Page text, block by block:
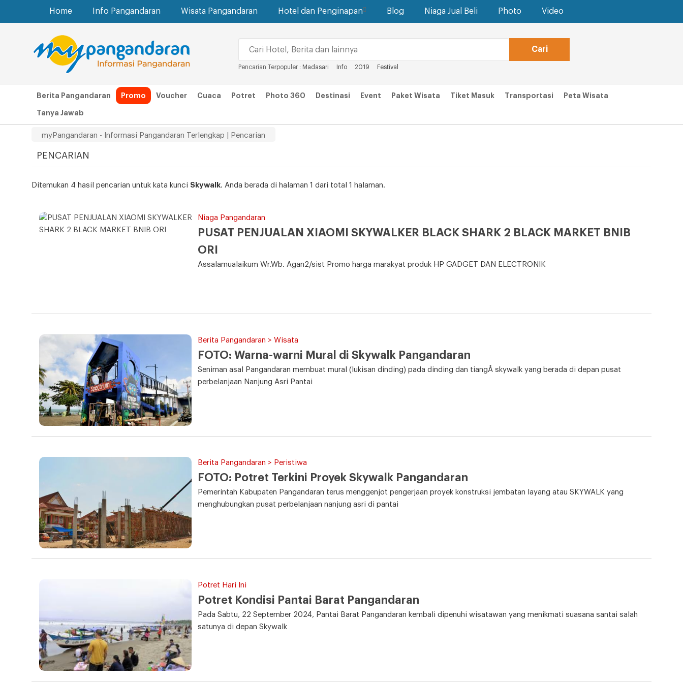
Home Info Pangandaran Wisata Pangandaran Hotel dan Penginapan Blog Niaga Jual Beli Photo Video
Pencarian Terpopuler : Madasari Info 2019 Festival
Berita Pangandaran Promo Voucher Cuaca Potret Photo 360 Destinasi Event Paket Wisata Tiket Masuk Transportasi Peta Wisata
Tanya Jawab
myPangandaran - Informasi Pangandaran Terlengkap | Pencarian
PENCARIAN
Ditemukan 4 hasil pencarian untuk kata kunci Skywalk. Anda berada di halaman 1 dari total 1 halaman.
Niaga Pangandaran
PUSAT PENJUALAN XIAOMI SKYWALKER BLACK SHARK 2 BLACK MARKET BNIB
ORI
Assalamualaikum Wr.Wb. Agan2/sist Promo harga marakyat produk HP GADGET DAN ELECTRONIK
Berita Pangandaran > Wisata
FOTO: Warna-warni Mural di Skywalk Pangandaran
Seniman asal Pangandaran membuat mural (lukisan dinding) pada dinding dan tiangÂ skywalk yang berada di depan pusat
perbelanjaan Nanjung Asri Pantai
Berita Pangandaran > Peristiwa
FOTO: Potret Terkini Proyek Skywalk Pangandaran
Pemerintah Kabupaten Pangandaran terus menggenjot pengerjaan proyek konstruksi jembatan layang atau SKYWALK yang
menghubungkan pusat perbelanjaan nanjung asri di pantai
Potret Hari Ini
Potret Kondisi Pantai Barat Pangandaran
Pada Sabtu, 22 September 2024, Pantai Barat Pangandaran kembali dipenuhi wisatawan yang menikmati suasana santai salah
satunya di depan Skywalk